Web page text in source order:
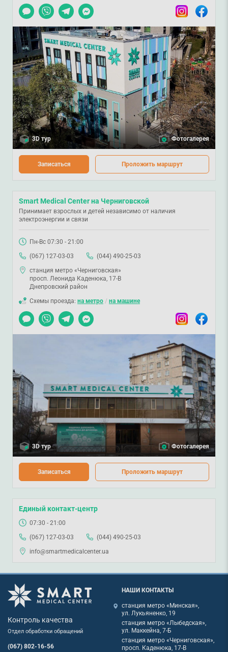
Чат
Viber TelegramMessenger InstagramFacebook
3D тур Фотогалерея
Записаться Проложить маршрут
Smart Medical Center на Черниговской
Принимает взрослых и детей независимо от наличия
электроэнергии и связи
Пн-Вс 07:30 - 21:00
(067) 127-03-03
(044) 490-25-03
станция метро «Черниговская»
просп. Леонида Каденюка, 17-В
Днепровский район
Схемы проезда: на метро / на машине
Чат
Viber TelegramMessenger InstagramFacebook
3D тур Фотогалерея
Записаться Проложить маршрут
Единый контакт-центр
07:30 - 21:00
(067) 127-03-03
(044) 490-25-03
info@smartmedicalcenter.ua
Контроль качества
Отдел обработки обращений
(067) 802-16-56
НАШИ КОНТАКТЫ
станция метро «Минская»,
ул. Лукьяненко, 19
станция метро «Лыбедская»,
ул. Маккейна, 7-Б
станция метро «Черниговская»,
просп. Каденюка, 17-В